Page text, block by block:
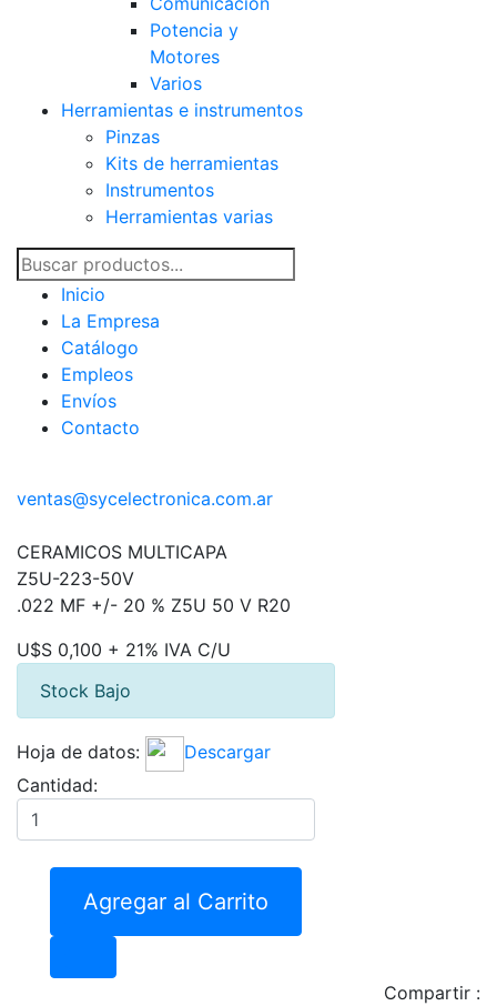
Potencia y
Motores
Varios
Herramientas e instrumentos
Pinzas
Kits de herramientas
Instrumentos
Herramientas varias
Inicio
La Empresa
Catálogo
Empleos
Envíos
Contacto
ventas@sycelectronica.com.ar
CERAMICOS MULTICAPA
Z5U-223-50V
.022 MF +/- 20 % Z5U 50 V R20
U$S 0,100 + 21% IVA C/U
Stock Bajo
Hoja de datos:
Descargar
Cantidad:
Agregar al Carrito
Compartir :